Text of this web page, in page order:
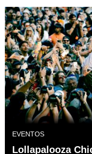
EVENTOS
Lollapalooza